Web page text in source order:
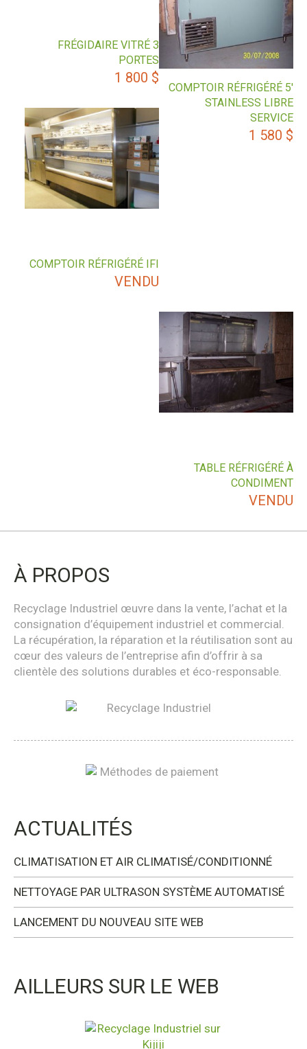
COMPTOIR RÉFRIGÉRÉ 5′
STAINLESS LIBRE
SERVICE
1 580 $
FRÉGIDAIRE VITRÉ 3
PORTES
1 800 $
COMPTOIR RÉFRIGÉRÉ IFI
VENDU
TABLE RÉFRIGÉRÉ À
CONDIMENT
VENDU
À PROPOS
Recyclage Industriel œuvre dans la vente, l’achat et la
consignation d’équipement industriel et commercial.
La récupération, la réparation et la réutilisation sont au
cœur des valeurs de l’entreprise afin d’offrir à sa
clientèle des solutions durables et éco-responsable.
ACTUALITÉS
CLIMATISATION ET AIR CLIMATISÉ/CONDITIONNÉ
NETTOYAGE PAR ULTRASON SYSTÈME AUTOMATISÉ
LANCEMENT DU NOUVEAU SITE WEB
AILLEURS SUR LE WEB